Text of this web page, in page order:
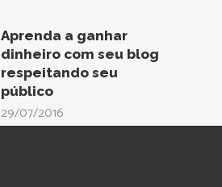
Aprenda a ganhar
dinheiro com seu blog
respeitando seu
público
29/07/2016